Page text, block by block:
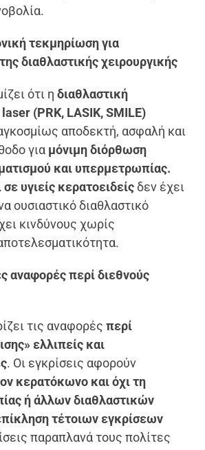
τεκμηρίωση για
διαθλαστικής χειρουργικής
ότι η διαθλαστική
(PRK, LASIK, SMILE)
αποδεκτή, ασφαλή και
για μόνιμη διόρθωση
και υπερμετρωπίας.
σε υγιείς κερατοειδείς δεν έχει
ουσιαστικό διαθλαστικό
κινδύνους χωρίς
αναφορές περί διεθνούς
τις αναφορές περί
ελλιπείς και
. Οι εγκρίσεις αφορούν
κερατόκωνο και όχι τη
ή άλλων διαθλαστικών
τέτοιων εγκρίσεων
παραπλανά τους πολίτες